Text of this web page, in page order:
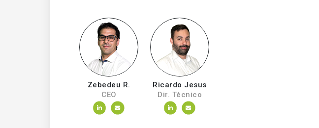
Zebedeu R.
CEO
Ricardo Jesus
Dir. Técnico